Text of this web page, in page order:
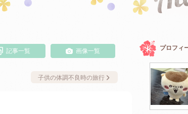
記事一覧 画像一覧
子供の体調不良時の旅行
プロフィ